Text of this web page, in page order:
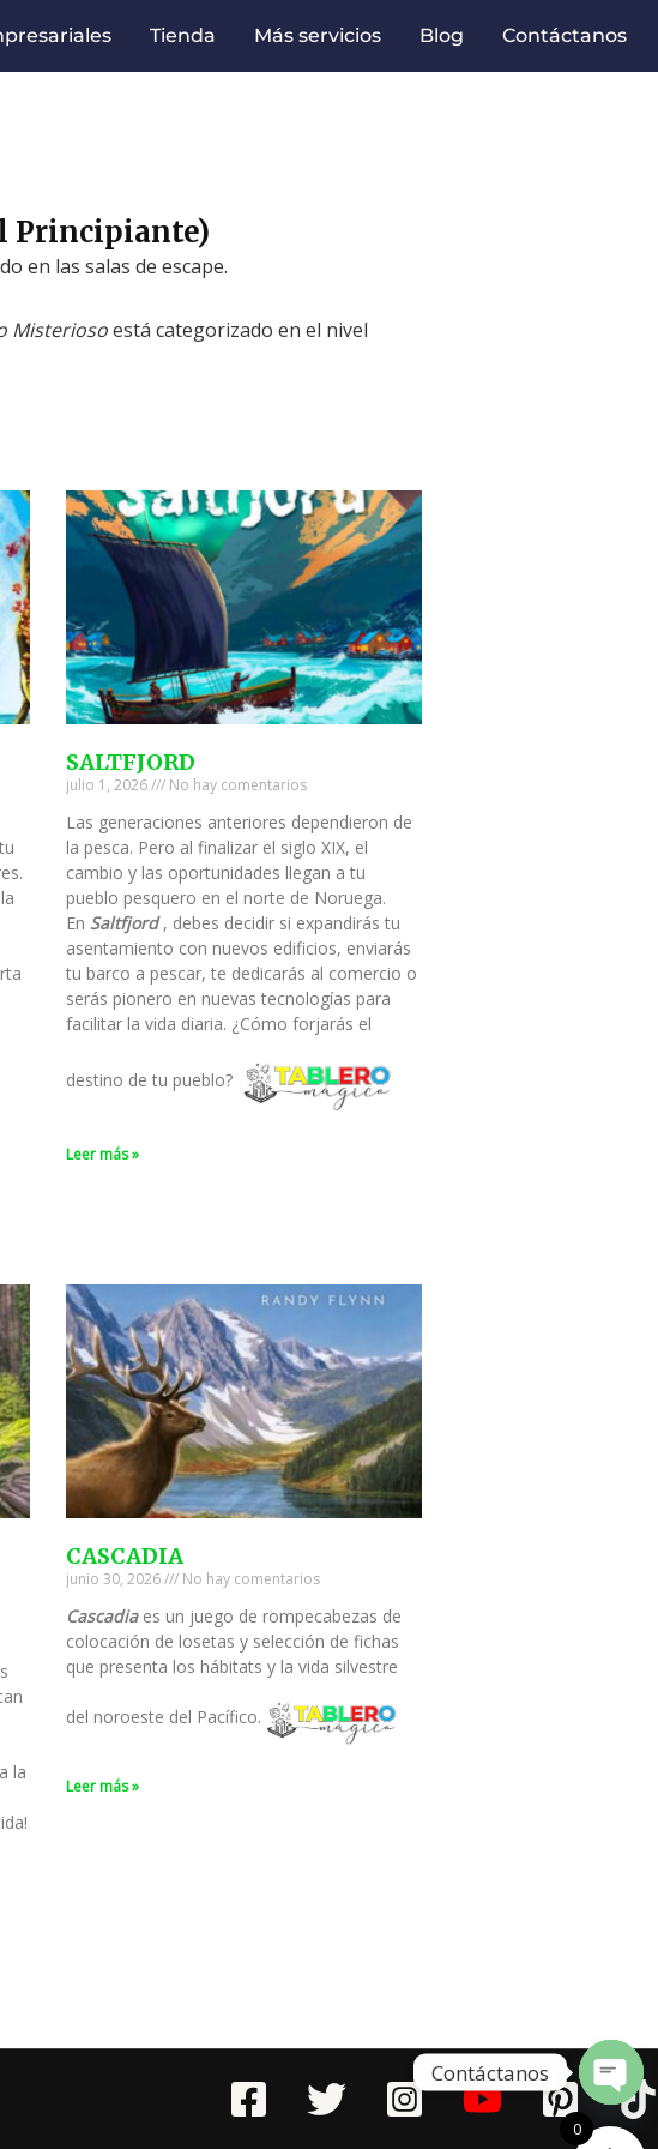
Tienda Más servicios Blog Contáctanos
Principiante)
en las salas de escape.
Misteriosoestá categorizado en el nivel
SALTFJORD
julio 1, 2026 No hay comentarios
Las generaciones anteriores dependieron de
la pesca. Pero al finalizar el siglo XIX, el
cambio y las oportunidades llegan a tu
pueblo pesquero en el norte de Noruega.
En Saltfjord, debes decidir si expandirás tu
asentamiento con nuevos edificios, enviarás
tu barco a pescar, te dedicarás al comercio o
serás pionero en nuevas tecnologías para
facilitar la vida diaria. ¿Cómo forjarás el
destino de tu pueblo?
Leer más »
la
CASCADIA
junio 30, 2026 No hay comentarios
Cascadiaes un juego de rompecabezas de
colocación de losetas y selección de fichas
que presenta los hábitats y la vida silvestre
del noroeste del Pacífico.
Leer más »
0
Contáctanos
Open
chaty